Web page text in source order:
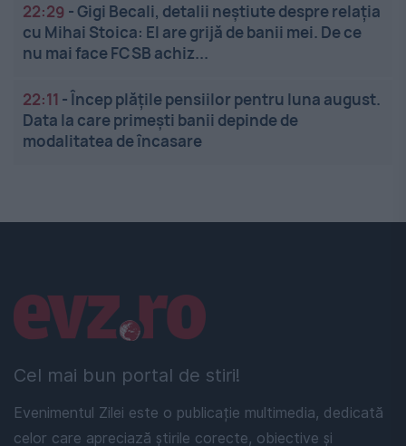
22:29 -Gigi Becali, detalii neștiute despre relația
cu Mihai Stoica: El are grijă de banii mei. De ce
nu mai face FCSB achiz...
22:11 -Încep plățile pensiilor pentru luna august.
Data la care primești banii depinde de
modalitatea de încasare
Cel mai bun portal de stiri!
Evenimentul Zilei este o publicație multimedia, dedicată
celor care apreciază știrile corecte, obiective și
Linkuri utile